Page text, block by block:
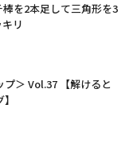
棒を2本足して三角形を3
リ
＞ Vol.37 【解けると